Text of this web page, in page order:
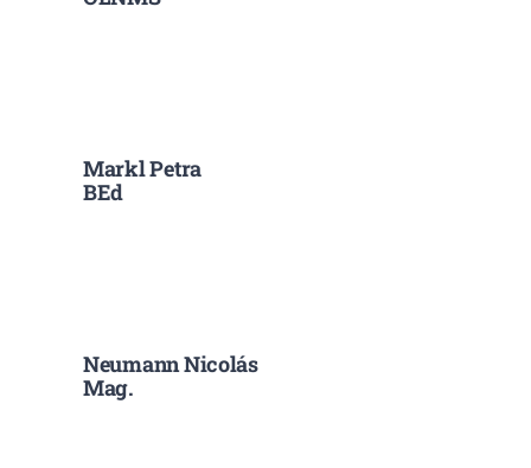
Markl Petra
BEd
Neumann Nicolás
Mag.